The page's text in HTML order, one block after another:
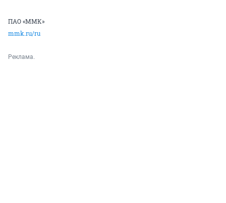
ПАО «ММК»
mmk.ru/ru
Реклама.